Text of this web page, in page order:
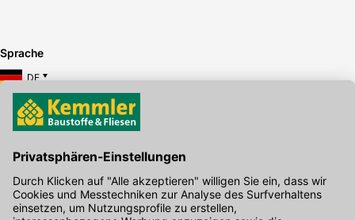
Sprache
DE
Hier gibt's die kostenlose App